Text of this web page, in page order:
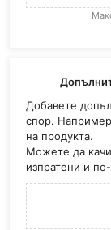
Добавете
спор.
на продукта.
Можете да
изпратени и